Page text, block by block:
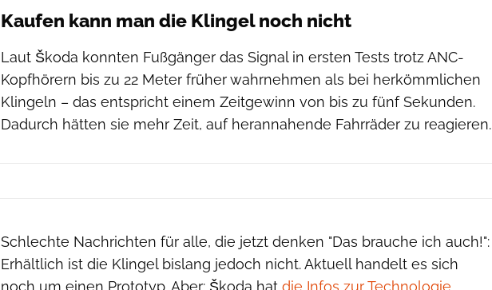
Kaufen kann man die Klingel noch nicht
Laut Škoda konnten Fußgänger das Signal in ersten Tests trotz ANC-
Kopfhörern bis zu 22 Meter früher wahrnehmen als bei herkömmlichen
Klingeln – das entspricht einem Zeitgewinn von bis zu fünf Sekunden.
Dadurch hätten sie mehr Zeit, auf herannahende Fahrräder zu reagieren.
Schlechte Nachrichten für alle, die jetzt denken "Das brauche ich auch!":
Erhältlich ist die Klingel bislang jedoch nicht. Aktuell handelt es sich
noch um einen Prototyp. Aber: Škoda hat die Infos zur Technologie